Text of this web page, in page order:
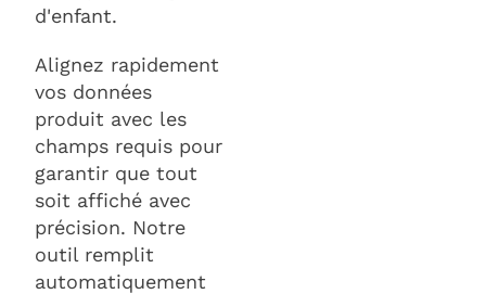
d'enfant.
Alignez rapidement
vos données
produit avec les
champs requis pour
garantir que tout
soit affiché avec
précision. Notre
outil remplit
automatiquement